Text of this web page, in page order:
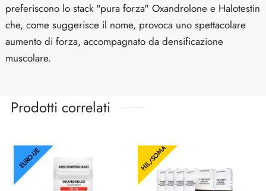
preferiscono lo stack "pura forza" Oxandrolone e Halotestin
che, come suggerisce il nome, provoca uno spettacolare
aumento di forza, accompagnato da densificazione
muscolare.
Prodotti correlati
EURO-UE HIL/SOMA